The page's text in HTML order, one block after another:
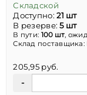
Складской
Доступно:21 шт
В резерве:5 шт
В пути: 100 шт,
Склад поставщика:
205,95 руб.